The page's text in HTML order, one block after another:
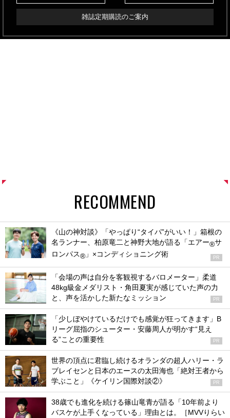
雑誌定期購読のご案内
RECOMMEND
《山の神対談》「やっぱり“タイパ”がいい！」箱根の
名ランナー、柏原竜二と神野大地が語る「エアー®サ
ロンパス® 」×コンディショニング術 PR
「会場の声は自分を客観視するバロメーター」柔道
48kg級金メダリスト・角田夏実が感じていた声の力
と、声を活かした新たなミッション
PR
「少しぼやけているだけでも感覚が狂ってきます」B
リーグ屈指のシューター・安藤周人が明かす“見え
る”ことの重要性
PR
世界の頂点に君臨し続けるオランダの超人ハリー・ラ
ブレイセンと日本のエースの太田海也「絶対王者から
学ぶこと」《ケイリン国際対談②》
PR
38歳でも進化を続ける篠山竜青が語る「10年前より
バスケが上手くなっている」理由とは。［MVVりらい